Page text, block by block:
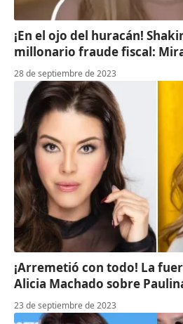
¡En el ojo del huracán!
millonario fraude fiscal:
28 de septiembre de 2023
¡Arremetió con todo! La
Alicia Machado sobre
23 de septiembre de 2023